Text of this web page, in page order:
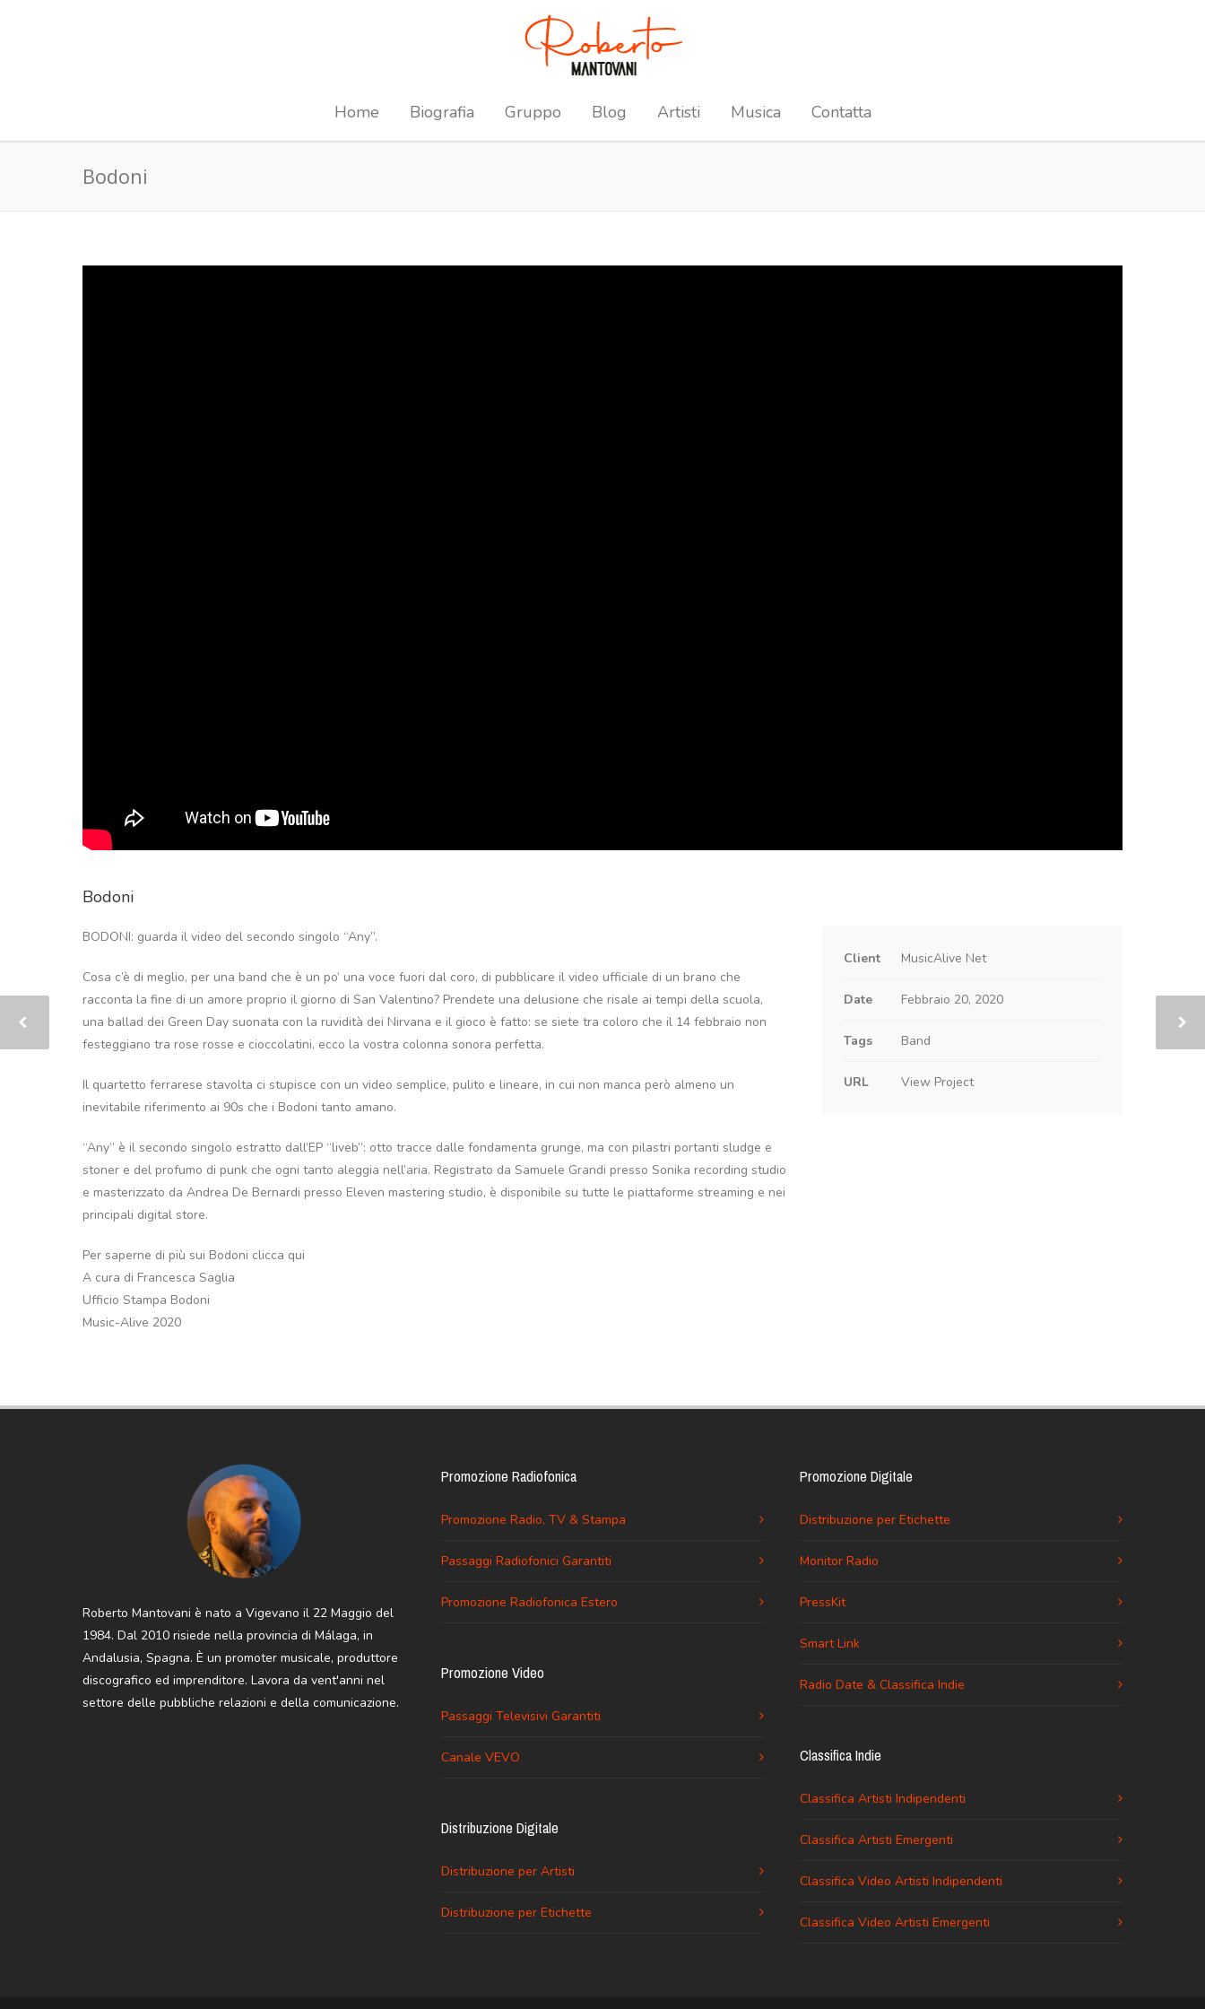
Home Biografia Gruppo Blog Artisti Musica Contatta
Bodoni
Bodoni
BODONI: guarda il video del secondo singolo “Any”.
Cosa c’è di meglio, per una band che è un po’ una voce fuori dal coro, di pubblicare il video ufficiale di un brano che
racconta la fine di un amore proprio il giorno di San Valentino? Prendete una delusione che risale ai tempi della scuola,
una ballad dei Green Day suonata con la ruvidità dei Nirvana e il gioco è fatto: se siete tra coloro che il 14 febbraio non
festeggiano tra rose rosse e cioccolatini, ecco la vostra colonna sonora perfetta.
Il quartetto ferrarese stavolta ci stupisce con un video semplice, pulito e lineare, in cui non manca però almeno un
inevitabile riferimento ai 90s che i Bodoni tanto amano.
“Any” è il secondo singolo estratto dall’EP “liveb”: otto tracce dalle fondamenta grunge, ma con pilastri portanti sludge e
stoner e del profumo di punk che ogni tanto aleggia nell’aria. Registrato da Samuele Grandi presso Sonika recording studio
e masterizzato da Andrea De Bernardi presso Eleven mastering studio, è disponibile su tutte le piattaforme streaming e nei
principali digital store.
Per saperne di più sui Bodoni clicca qui
A cura di Francesca Saglia
Ufficio Stampa Bodoni
Music-Alive 2020
Client MusicAlive Net
Date Febbraio 20, 2020
Tags Band
URL View Project
Roberto Mantovani è nato a Vigevano il 22 Maggio del
1984. Dal 2010 risiede nella provincia di Málaga, in
Andalusia, Spagna. È un promoter musicale, produttore
discografico ed imprenditore. Lavora da vent'anni nel
settore delle pubbliche relazioni e della comunicazione.
Promozione Radiofonica
Promozione Radio, TV & Stampa
Passaggi Radiofonici Garantiti
Promozione Radiofonica Estero
Promozione Video
Passaggi Televisivi Garantiti
Canale VEVO
Distribuzione Digitale
Distribuzione per Artisti
Distribuzione per Etichette
Promozione Digitale
Distribuzione per Etichette
Monitor Radio
PressKit
Smart Link
Radio Date & Classifica Indie
Classifica Indie
Classifica Artisti Indipendenti
Classifica Artisti Emergenti
Classifica Video Artisti Indipendenti
Classifica Video Artisti Emergenti